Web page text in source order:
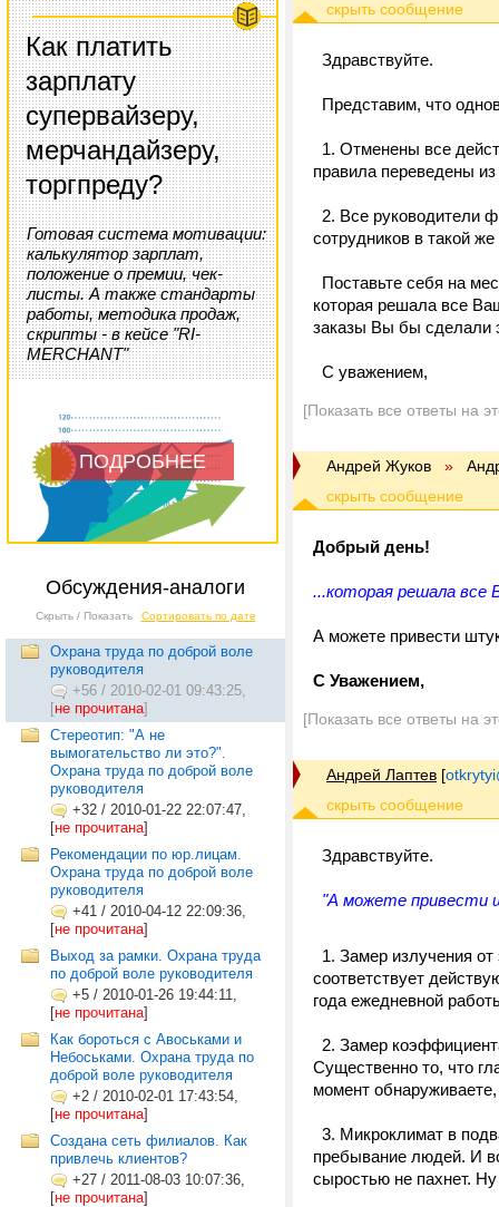
Как платить
зарплату
супервайзеру,
мерчандайзеру,
торгпреду?
Готовая система мотивации:
калькулятор зарплат,
положение о премии, чек-
листы. А также стандарты
работы, методика продаж,
скрипты - в кейсе "RI-
MERCHANT"
ПОДРОБНЕЕ
Обсуждения-аналоги
Скрыть / Показать Сортировать по дате
Охрана труда по доброй воле
руководителя
+56 / 2010-02-01 09:43:25,
[не прочитана]
Стереотип: "А не
вымогательство ли это?".
Охрана труда по доброй воле
руководителя
+32 / 2010-01-22 22:07:47,
[не прочитана]
Рекомендации по юр.лицам.
Охрана труда по доброй воле
руководителя
+41 / 2010-04-12 22:09:36,
[не прочитана]
Выход за рамки. Охрана труда
по доброй воле руководителя
+5 / 2010-01-26 19:44:11,
[не прочитана]
Как бороться с Авоськами и
Небоськами. Охрана труда по
доброй воле руководителя
+2 / 2010-02-01 17:43:54,
[не прочитана]
Создана сеть филиалов. Как
привлечь клиентов?
+27 / 2011-08-03 10:07:36,
[не прочитана]
Здравствуйте.
Представим, что
1. Отменены все
правила переведены
2. Все руководители
сотрудников в такой
Поставьте себя на
которая решала все
заказы Вы бы сделали
С уважением,
[Показать все ответы на
Андрей Жуков »
Добрый день!
...которая решала все
А можете привести
C Уважением,
[Показать все ответы на
Андрей Лаптев [
Здравствуйте.
"А можете привести
1. Замер излучения
соответствует
года ежедневной
2. Замер
Существенно то, что
момент
3. Микроклимат в
пребывание людей. И
сыростью не пахнет.